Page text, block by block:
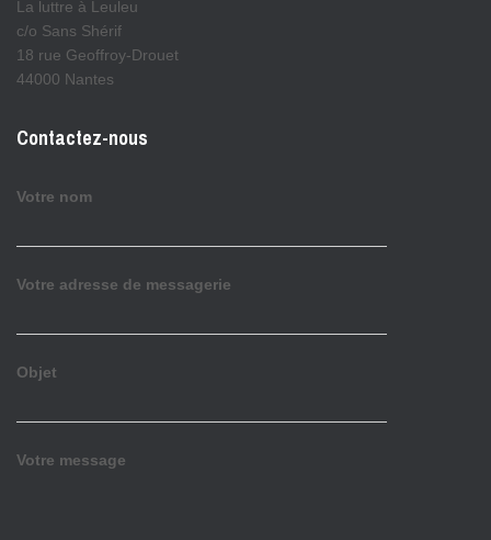
La luttre à Leuleu
c/o Sans Shérif
18 rue Geoffroy-Drouet
44000 Nantes
Contactez-nous
Votre nom
Votre adresse de messagerie
Objet
Votre message